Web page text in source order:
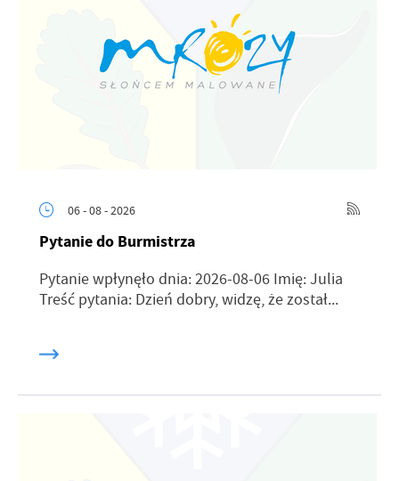
06 - 08 - 2026
Pytanie do Burmistrza
Pytanie wpłynęło dnia: 2026-08-06 Imię: Julia
Treść pytania: Dzień dobry, widzę, że został...